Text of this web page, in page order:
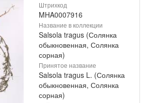
Штрихкод
MHA0007916
Название в коллекции
Salsola tragus (Солянка
обыкновенная, Солянка
сорная)
Принятое название
Salsola tragus L. (Солянка
обыкновенная, Солянка
сорная)